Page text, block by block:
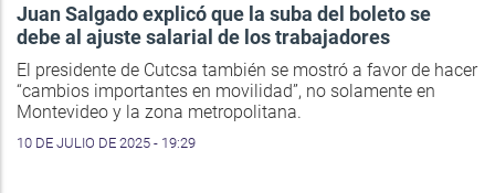
Juan Salgado explicó que la suba del boleto se
debe al ajuste salarial de los trabajadores
El presidente de Cutcsa también se mostró a favor de hacer
“cambios importantes en movilidad”, no solamente en
Montevideo y la zona metropolitana.
10 DE JULIO DE 2025 - 19:29